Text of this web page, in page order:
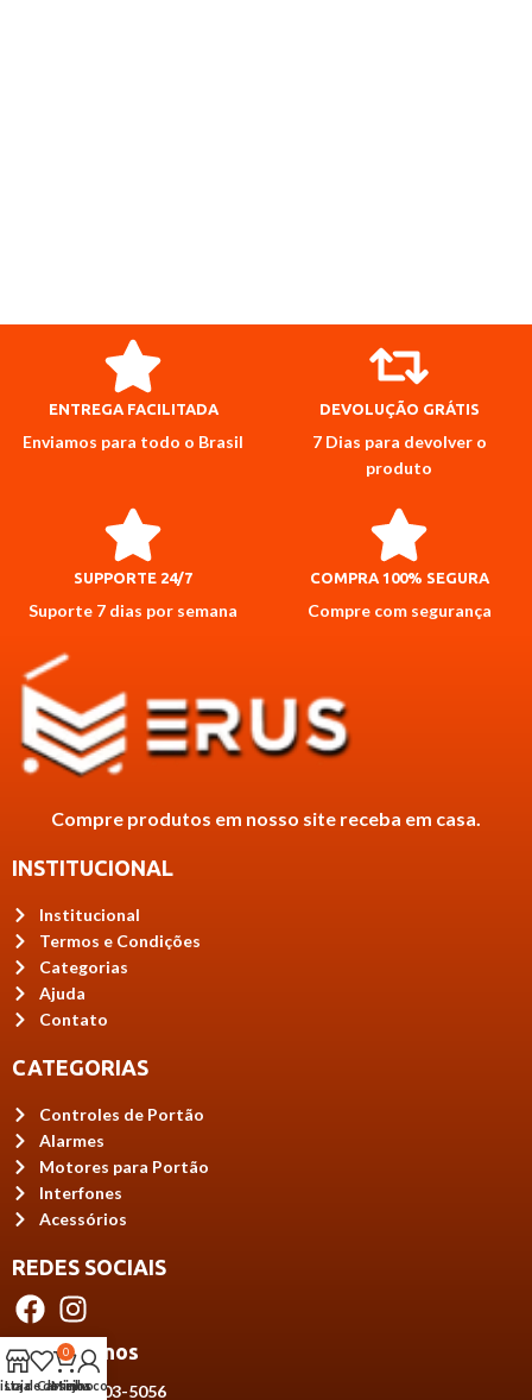
ENTREGA FACILITADA
Enviamos para todo o Brasil
DEVOLUÇÃO GRÁTIS
7 Dias para devolver o
produto
SUPPORTE 24/7
Suporte 7 dias por semana
COMPRA 100% SEGURA
Compre com segurança
Compre produtos em nosso site receba em casa.
INSTITUCIONAL
Institucional
Termos e Condições
Categorias
Ajuda
Contato
CATEGORIAS
Controles de Portão
Alarmes
Motores para Portão
Interfones
Acessórios
REDES SOCIAIS
Contate-nos
(64) 99303-5056
Lojade desejos
0
Carrinho
Minha conta